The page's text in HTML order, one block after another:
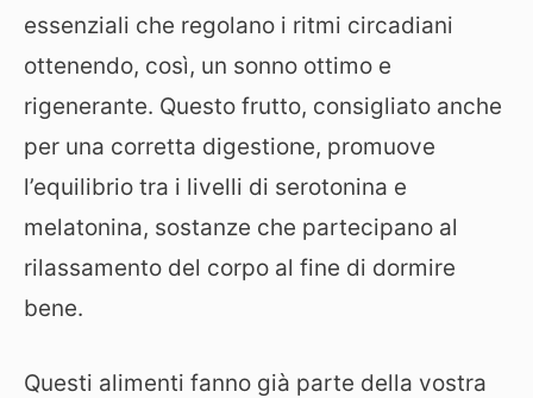
essenziali che regolano i ritmi circadiani
ottenendo, così, un sonno ottimo e
rigenerante. Questo frutto, consigliato anche
per una corretta digestione, promuove
l’equilibrio tra i livelli di serotonina e
melatonina, sostanze che partecipano al
rilassamento del corpo al fine di dormire
bene.
Questi alimenti fanno già parte della vostra